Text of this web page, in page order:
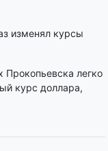
изменял курсы
Прокопьевска легко
курс доллара,